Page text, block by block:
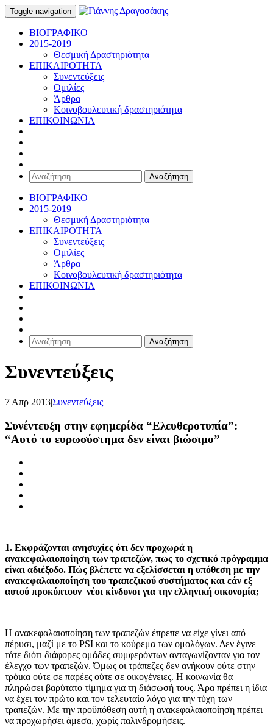
Toggle navigation
ΒΙΟΓΡΑΦΙΚΟ
2015-2019
Θεσμική Δραστηριότητα
ΕΠΙΚΑΙΡΟΤΗΤΑ
Συνεντεύξεις
Ομιλίες
Άρθρα
Κοινοβουλευτική δραστηριότητα
ΕΠΙΚΟΙΝΩΝΙΑ
Αναζήτηση
για:
ΒΙΟΓΡΑΦΙΚΟ
2015-2019
Θεσμική Δραστηριότητα
ΕΠΙΚΑΙΡΟΤΗΤΑ
Συνεντεύξεις
Ομιλίες
Άρθρα
Κοινοβουλευτική δραστηριότητα
ΕΠΙΚΟΙΝΩΝΙΑ
Αναζήτηση
για:
Συνεντεύξεις
7 Απρ 2013|Συνεντεύξεις
Συνέντευξη στην εφημερίδα “Ελευθεροτυπία”:
“Αυτό το ευρωσύστημα δεν είναι βιώσιμο”
1. Εκφράζονται ανησυχίες ότι δεν προχωρά η
ανακεφαλαιοποίηση των τραπεζών, πως το σχετικό πρόγραμμα
είναι αδιέξοδο. Πώς βλέπετε να εξελίσσεται η υπόθεση με την
ανακεφαλαιοποίηση του τραπεζικού συστήματος και εάν εξ
αυτού προκύπτουν νέοι κίνδυνοι για την ελληνική οικονομία;
Η ανακεφαλαιοποίηση των τραπεζών έπρεπε να είχε γίνει από
πέρυσι, μαζί με το PSI και το κούρεμα των ομολόγων. Δεν έγινε
τότε διότι διάφορες ομάδες συμφερόντων ανταγωνίζονταν για τον
έλεγχο των τραπεζών. Όμως οι τράπεζες δεν ανήκουν ούτε στην
τρόικα ούτε σε παρέες ούτε σε οικογένειες. Η κοινωνία θα
πληρώσει βαρύτατο τίμημα για τη διάσωσή τους. Άρα πρέπει η ίδια
να έχει τον πρώτο και τον τελευταίο λόγο για την τύχη των
τραπεζών. Με την προϋπόθεση αυτή η ανακεφαλαιοποίηση πρέπει
να προχωρήσει άμεσα, χωρίς παλινδρομήσεις.